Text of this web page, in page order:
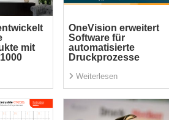
mit
OneVision erweitert
Software für
automatisierte
Druckprozesse
Weiterlesen